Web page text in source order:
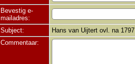
Bevestig e-
mailadres:
Subject:
Hans van Uijtert ovl. na 1797
Commentaar: